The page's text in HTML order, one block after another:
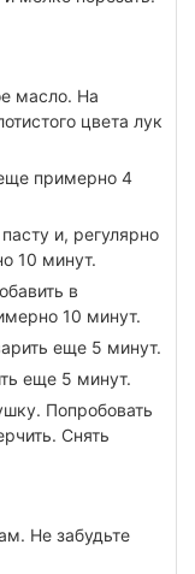
масло. На
цвета лук
примерно 4
и, регулярно
10 минут.
в
10 минут.
еще 5 минут.
еще 5 минут.
Попробовать
Снять
Не забудьте